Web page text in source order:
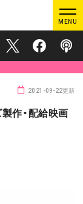
MENU
新規登録
Official XOfficial
作・配給映画
2021-09-22更新